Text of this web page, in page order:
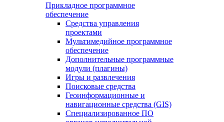
Прикладное программное
обеспечение
Средства управления
проектами
Мультимедийное программное
обеспечение
Дополнительные программные
модули (плагины)
Игры и развлечения
Поисковые средства
Геоинформационные и
навигационные средства (GIS)
Специализированное ПО